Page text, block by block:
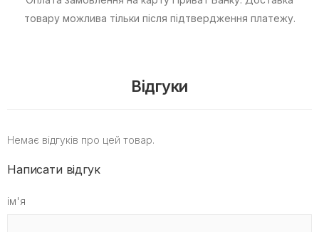
товару можлива тільки після підтвердження платежу.
Відгуки
Немає відгуків про цей товар.
Написати відгук
ім'я